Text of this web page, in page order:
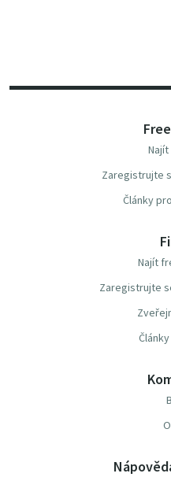
Zaregistrujte
Články
Najít
Zaregistrujte